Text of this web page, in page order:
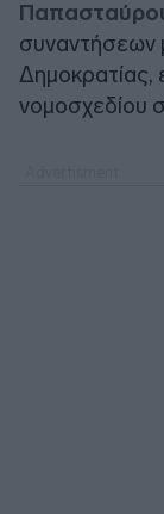
συναντήσεων
Δημοκρατίας,
νομοσχεδίου